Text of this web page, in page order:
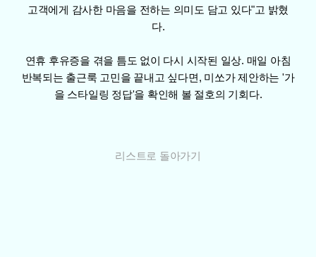
고객에게 감사한 마음을 전하는 의미도 담고 있다"고 밝혔
다.
연휴 후유증을 겪을 틈도 없이 다시 시작된 일상. 매일 아침
반복되는 출근룩 고민을 끝내고 싶다면, 미쏘가 제안하는 '가
을 스타일링 정답'을 확인해 볼 절호의 기회다.
리스트로 돌아가기